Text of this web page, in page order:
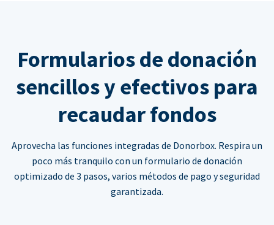
Formularios de donación
sencillos y efectivos para
recaudar fondos
Aprovecha las funciones integradas de Donorbox. Respira un
poco más tranquilo con un formulario de donación
optimizado de 3 pasos, varios métodos de pago y seguridad
garantizada.